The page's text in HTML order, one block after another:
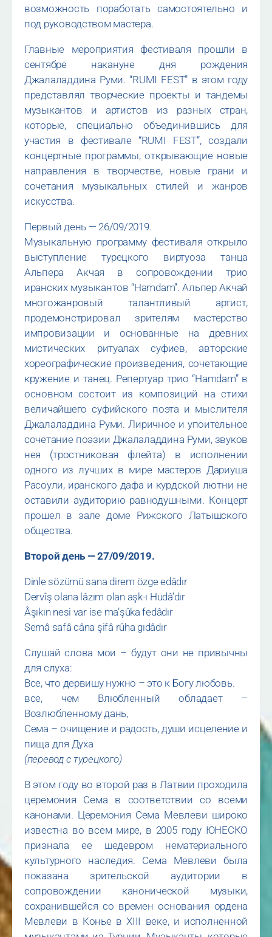
возможность поработать самостоятельно и
под руководством мастера.
Главные мероприятия фестиваля прошли в
сентябре накануне дня рождения
Джалаладдина Руми. “RUMI FEST” в этом году
представлял творческие проекты и тандемы
музыкантов и артистов из разных стран,
которые, специально объединившись для
участия в фестивале “RUMI FEST”, создали
концертные программы, открывающие новые
направления в творчестве, новые грани и
сочетания музыкальных стилей и жанров
искусства.
Первый день — 26/09/2019.
Музыкальную программу фестиваля открыло
выступление турецкого виртуоза танца
Альпера Акчая в сопровождении трио
иранских музыкантов “Hamdam”. Альпер Акчай
многожанровый талантливый артист,
продемонстрировал зрителям мастерство
импровизации и основанные на древних
мистических ритуалах суфиев, авторские
хореографические произведения, сочетающие
кружение и танец. Репертуар трио “Hamdam” в
основном состоит из композиций на стихи
величайшего суфийского поэта и мыслителя
Джалаладдина Руми. Лиричное и упоительное
сочетание поэзии Джалаладдина Руми, звуков
нея (тростниковая флейта) в исполнении
одного из лучших в мире мастеров Дариуша
Расоули, иранского дафа и курдской лютни не
оставили аудиторию равнодушными. Концерт
прошел в зале доме Рижского Латышского
общества.
Второй день — 27/09/2019.
Dinle sözümü sana direm özge edâdır
Dervîş olana lâzım olan aşk-ı Hudâ’dır
Âşıkın nesi var ise ma’şûka fedâdır
Semâ safâ câna şifâ rûha gıdâdır
Слушай слова мои – будут они не привычны
для слуха:
Все, что дервишу нужно – это к Богу любовь.
все, чем Влюбленный обладает –
Возлюбленному дань,
Сема – очищение и радость, души исцеление и
пища для Духа
(перевод с турецкого)
В этом году во второй раз в Латвии проходила
церемония Сема в соответствии со всеми
канонами. Церемония Сема Мевлеви широко
известна во всем мире, в 2005 году ЮНЕСКО
признала ее шедевром нематериального
культурного наследия. Сема Мевлеви была
показана зрительской аудитории в
сопровождении канонической музыки,
сохранившейся со времен основания ордена
Мевлеви в Конье в XIII веке, и исполненной